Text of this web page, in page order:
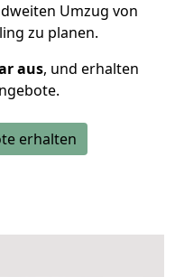
Umzug von
zu planen.
aus, und erhalten
erhalten